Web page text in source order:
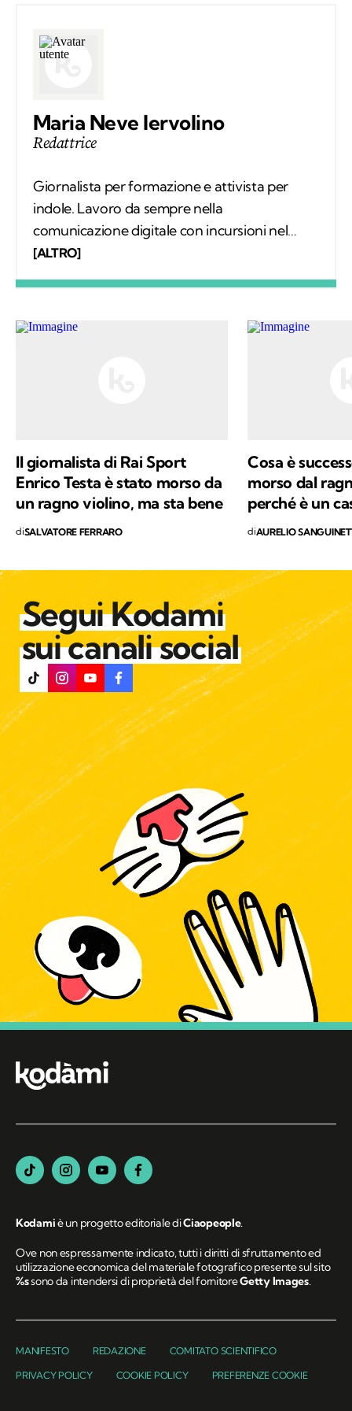
Maria Neve Iervolino
Redattrice
Giornalista per formazione e attivista per
indole. Lavoro da sempre nella
comunicazione digitale con incursioni nel
mondo della carta stampata, dove mi sono
all’aria aperta, e appena posso mi cimento in
[ALTRO]
Il giornalista di Rai Sport
Enrico Testa è stato morso da
un ragno violino, ma sta bene
diSALVATORE FERRARO
Cosa è
morso dal
perché è un
diAURELIO
Segui Kodami
sui canali social
Kodamiè un progetto editoriale diCiaopeople.
Ove non espressamente indicato, tutti i diritti di sfruttamento ed
utilizzazione economica del materiale fotografico presente sul sito
%ssono da intendersi di proprietà del fornitoreGetty Images.
MANIFESTO REDAZIONE COMITATO SCIENTIFICO
PRIVACY POLICY COOKIE POLICY PREFERENZE COOKIE